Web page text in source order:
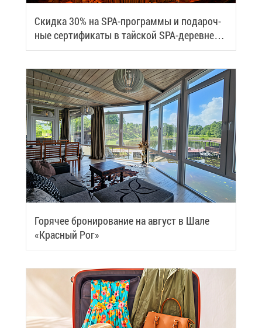
Скид­ка 30% на SPA-про­грам­мы и по­да­роч­
ные сер­ти­фи­ка­ты в тай­ской SPA-де­ревне
Samui
Го­ря­чее бро­ни­ро­ва­ние на ав­густ в Ша­ле
«Крас­ный Рог»